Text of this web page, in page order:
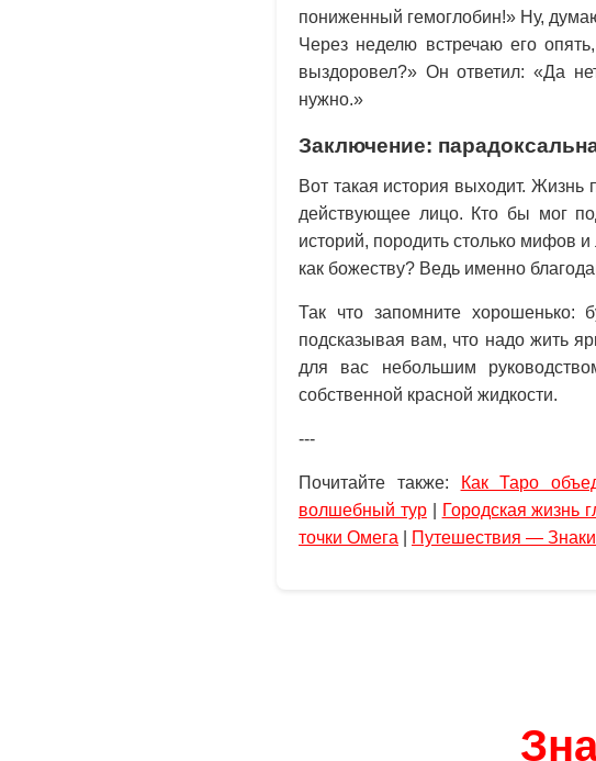
пониженный гемоглобин!» Ну,
Через неделю встречаю его
выздоровел?» Он ответил: «Да
нужно.»
Заключение:
Вот такая история выходит.
действующее лицо. Кто бы мог
историй, породить столько мифов
как божеству? Ведь именно
Так что запомните хорошенько:
подсказывая вам, что надо жить
для вас небольшим
собственной красной жидкости.
---
Почитайте также: Как Таро
волшебный тур| Городская жизнь
точки Омега
Путешествия —